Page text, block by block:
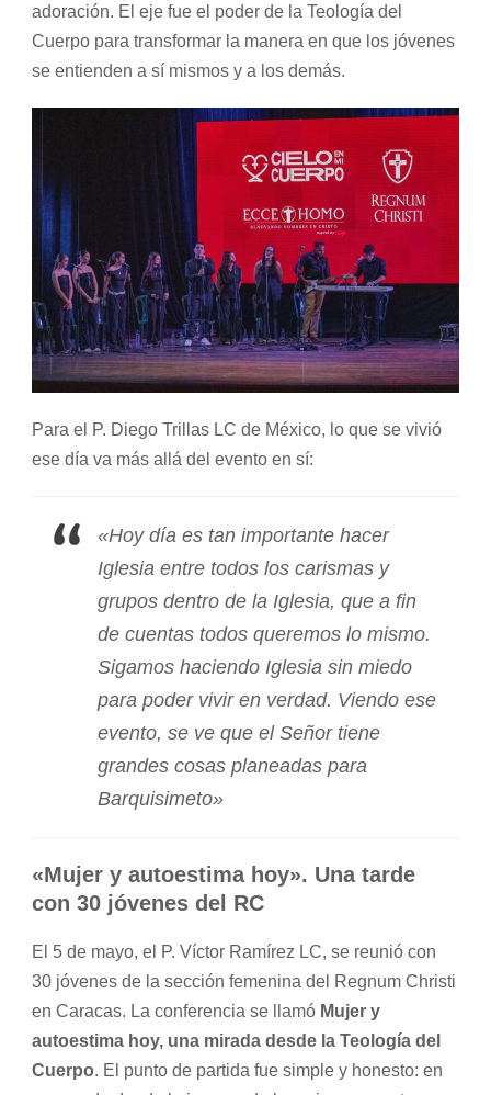
adoración. El eje fue el poder de la Teología del
Cuerpo para transformar la manera en que los jóvenes
se entienden a sí mismos y a los demás.
Para el P. Diego Trillas LC de México, lo que se vivió
ese día va más allá del evento en sí:
«Hoy día es tan importante hacer
Iglesia entre todos los carismas y
grupos dentro de la Iglesia, que a fin
de cuentas todos queremos lo mismo.
Sigamos haciendo Iglesia sin miedo
para poder vivir en verdad. Viendo ese
evento, se ve que el Señor tiene
grandes cosas planeadas para
Barquisimeto»
«Mujer y autoestima hoy». Una tarde
con 30 jóvenes del RC
El 5 de mayo, el P. Víctor Ramírez LC, se reunió con
30 jóvenes de la sección femenina del Regnum Christi
en Caracas. La conferencia se llamó Mujer y
autoestima hoy, una mirada desde la Teología del
Cuerpo. El punto de partida fue simple y honesto: en